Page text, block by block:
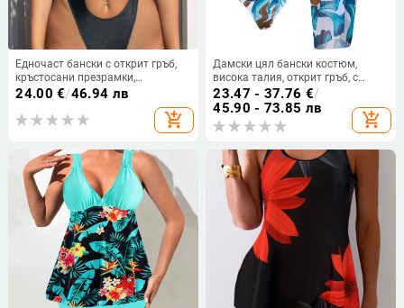
Едночаст бански с открит гръб,
кръстосани презрамки,
подплатен бюст, без метални
опори, нейлон-спандекс плат.
24.00 €/46.94 лв
add_shopping_cart
Дамски цял бански костюм,
висока талия, открит гръб, с
подплата за бюст, полиестер
23.47 - 37.76 €/
45.90 - 73.85 лв
add_shopping_cart